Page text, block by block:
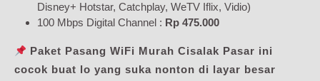
Disney+ Hotstar, Catchplay, WeTV Iflix, Vidio)
100 Mbps Digital Channel : Rp 475.000
Paket Pasang WiFi Murah Cisalak Pasar ini
cocok buat lo yang suka nonton di layar besar